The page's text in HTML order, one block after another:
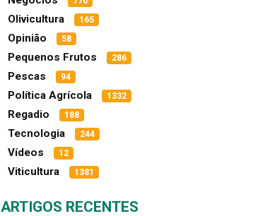
Olivicultura 165
Opinião 58
Pequenos Frutos 286
Pescas 94
Política Agrícola 1332
Regadio 188
Tecnologia 244
Vídeos 12
Viticultura 1381
ARTIGOS RECENTES